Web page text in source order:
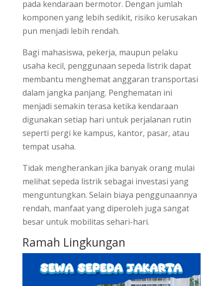
pada kendaraan bermotor. Dengan jumlah
komponen yang lebih sedikit, risiko kerusakan
pun menjadi lebih rendah.
Bagi mahasiswa, pekerja, maupun pelaku
usaha kecil, penggunaan sepeda listrik dapat
membantu menghemat anggaran transportasi
dalam jangka panjang. Penghematan ini
menjadi semakin terasa ketika kendaraan
digunakan setiap hari untuk perjalanan rutin
seperti pergi ke kampus, kantor, pasar, atau
tempat usaha.
Tidak mengherankan jika banyak orang mulai
melihat sepeda listrik sebagai investasi yang
menguntungkan. Selain biaya penggunaannya
rendah, manfaat yang diperoleh juga sangat
besar untuk mobilitas sehari-hari.
Ramah Lingkungan